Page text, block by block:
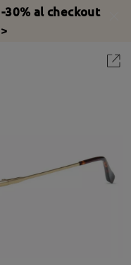
al checkout